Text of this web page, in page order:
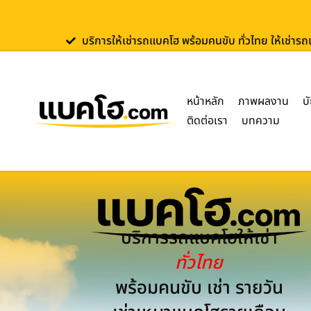
บริการให้เช่ารถแบคโฮ พร้อมคนขับ ทั่วไทย ให้เช่า
หน้าหลัก ภาพผลงาน
ติดต่อเรา
บทความ
บริการรถแบคโฮให้เช่า
ทั่วไทย
พร้อมคนขับ เช่า รายวัน